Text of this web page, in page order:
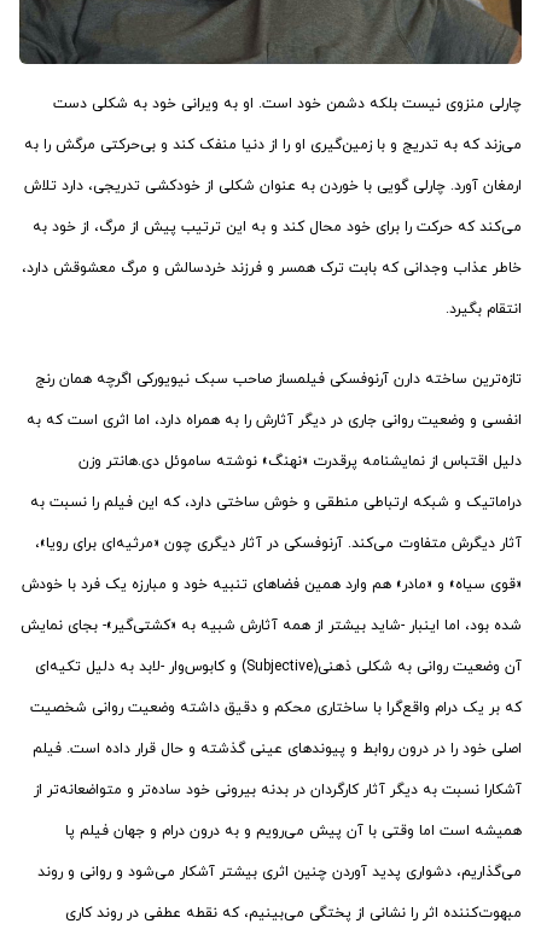
چارلی منزوی نیست بلکه دشمن خود است. او به ویرانی خود به شکلی دست
می‌زند که به تدریج و با زمین‌گیری او را از دنیا منفک کند و بی‌حرکتی مرگش را به
ارمغان آورد. چارلی گویی با خوردن به عنوان شکلی از خودکشی تدریجی، دارد تلاش
می‌کند که حرکت را برای خود محال کند و به این ترتیب پیش از مرگ، از خود به
خاطر عذاب وجدانی که بابت ترک همسر و فرزند خردسالش و مرگ معشوقش دارد،
انتقام بگیرد.
تازه‌ترین ساخته دارن آرنوفسکی فیلمساز صاحب سبک نیویورکی اگرچه همان رنج
انفسی و وضعیت روانی جاری در دیگر آثارش را به همراه دارد، اما اثری است که به
دلیل اقتباس از نمایشنامه پرقدرت «نهنگ» نوشته ساموئل دی.هانتر وزن
دراماتیک و شبکه ارتباطی منطقی و خوش ساختی دارد، که این فیلم را نسبت به
آثار دیگرش متفاوت می‌کند. آرنوفسکی در آثار دیگری چون «مرثیه‌ای برای رویا»،
«قوی سیاه» و «مادر» هم وارد همین فضاهای تنبیه خود و مبارزه یک فرد با خودش
شده بود، اما اینبار -شاید بیشتر از همه آثارش شبیه به «کشتی‌گیر»- بجای نمایش
آن وضعیت روانی به شکلی ذهنی(Subjective) و کابوس‌وار -لابد به دلیل تکیه‌ای
که بر یک درام واقع‌گرا با ساختاری محکم و دقیق داشته وضعیت روانی شخصیت
اصلی خود را در درون روابط و پیوندهای عینی گذشته و حال قرار داده است. فیلم
آشکارا نسبت به دیگر آثار کارگردان در بدنه بیرونی خود ساده‌تر و متواضعانه‌تر از
همیشه است اما وقتی با آن پیش می‌رویم و به درون درام و جهان فیلم پا
می‌گذاریم، دشواری پدید آوردن چنین اثری بیشتر آشکار می‌شود و روانی و روند
مبهوت‌کننده اثر را نشانی از پختگی می‌بینیم، که نقطه عطفی در روند کاری